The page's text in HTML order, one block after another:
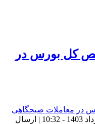
کل بورس در
شناسه خبر : 4061 | تاریخ انتشار : 26 خرداد 1403 - 10:32 | ارسال